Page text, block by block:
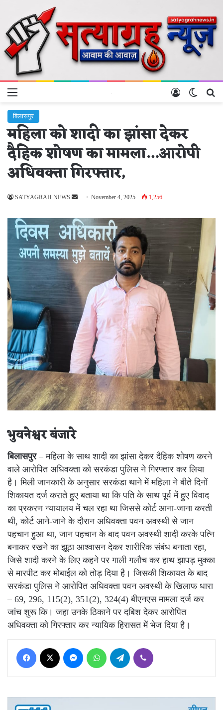
Menu Switch
Log In
बिलासपुर
महिला को शादी का झांसा देकर
दैहिक शोषण का मामला…आरोपी
अधिवक्ता गिरफ्तार,
SATYAGRAH NEWS
Send
email
November 4, 2025 1,256
भुवनेश्वर बंजारे
बिलासपुर– महिला के साथ शादी का झांसा देकर दैहिक शोषण करने
वाले आरोपित अधिवक्ता को सरकंडा पुलिस ने गिरफ्तार कर लिया
है। मिली जानकारी के अनुसार सरकंडा थाने में महिला ने बीते दिनों
शिकायत दर्ज कराते हुए बताया था कि पति के साथ पूर्व में हुए विवाद
का प्रकरण न्यायालय में चल रहा था जिससे कोर्ट आना-जाना करती
थी, कोर्ट आने-जाने के दौरान अधिवक्ता पवन अवस्थी से जान
पहचान हुआ था, जान पहचान के बाद पवन अवस्थी शादी करके पत्नि
बनाकर रखने का झूठा आश्वासन देकर शारीरिक संबंध बनाता रहा,
जिसे शादी करने के लिए कहने पर गाली गलौच कर हाथ झापड़ मुक्का
से मारपीट कर मोबाईल को तोड़ दिया है। जिसकी शिकायत के बाद
सरकंडा पुलिस ने आरोपित अधिवक्ता पवन अवस्थी के खिलाफ धारा
– 69, 296, 115(2), 351(2), 324(4) बीएनएस मामला दर्ज कर
जांच शुरू कि। जहा उनके ठिकाने पर दबिश देकर आरोपित
अधिवक्ता को गिरफ्तार कर न्यायिक हिरासत में भेज दिया है।
Facebook Messenger WhatsApp Telegram